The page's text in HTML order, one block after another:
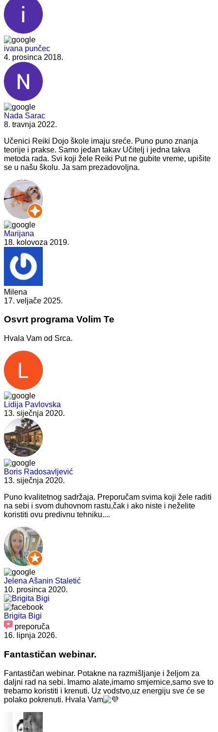
ivana punčec
4. prosinca 2018.
Nada Sarac
8. travnja 2022.
Učenici Reiki Dojo škole imaju sreće. Puno puno znanja
teorije i prakse. Samo jedan takav Učitelj i jedna takva
metoda rada. Svi koji žele Reiki Put ne gubite vreme, upišite
se u našu školu. Ja sam prezadovoljna.
Marijana
18. kolovoza 2019.
Milena
17. veljače 2025.
Osvrt programa Volim Te
Hvala Vam od Srca.
Lidija Pavlovska
13. siječnja 2020.
Boris Radosavljević
13. siječnja 2020.
Puno kvalitetnog sadržaja. Preporučam svima koji žele raditi
na sebi i svom duhovnom rastu,čak i ako niste i neželite
koristiti ovu predivnu tehniku....
Jelena Ašanin Staletić
10. prosinca 2020.
Brigita Bigi
preporuča
16. lipnja 2026.
Fantastičan webinar.
Fantastičan webinar. Potakne na razmišljanje i željom za
daljni rad na sebi. Imamo alate,imamo smjernice,samo sve to
trebamo koristiti i krenuti. Uz vodstvo,uz energiju sve će se
polako pokrenuti. Hvala Vam